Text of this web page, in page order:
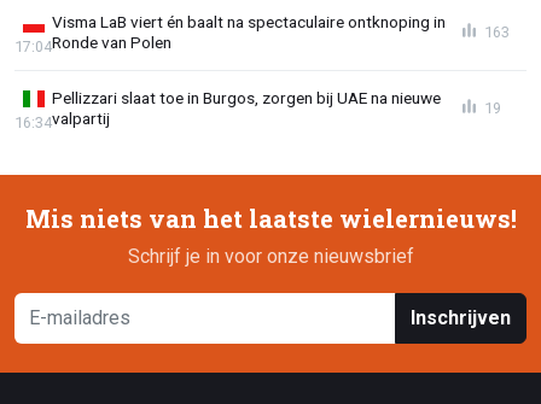
Visma LaB viert én baalt na spectaculaire ontknoping in
Ronde van Polen
17:04
163
Pellizzari slaat toe in Burgos, zorgen bij UAE na nieuwe
valpartij
16:34
19
Mis niets van het laatste wielernieuws!
Schrijf je in voor onze nieuwsbrief
Inschrijven